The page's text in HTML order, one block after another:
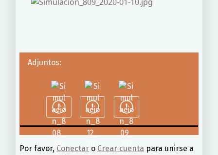
Adjuntos:
Por favor, Conectar o Crear cuenta para unirse a